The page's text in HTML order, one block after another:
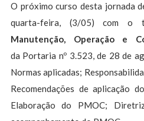
O próximo curso desta jornada
quarta-feira, (3/05) com o
Manutenção, Operação e
da Portaria nº 3.523, de 28 de
Normas aplicadas;
Recomendações de aplicação
Elaboração do PMOC;